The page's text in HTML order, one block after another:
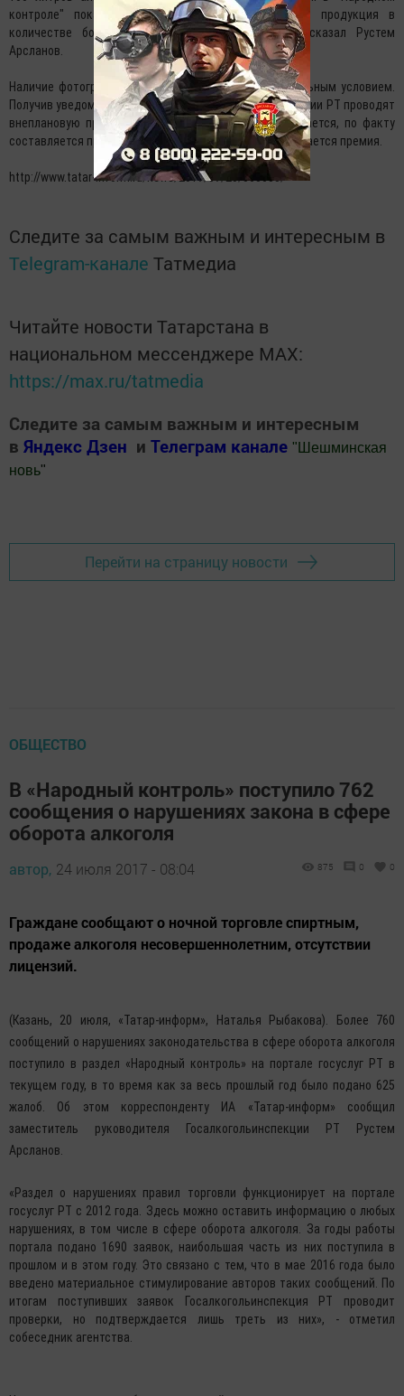
контроле" пока не возбуждалось, но алкогольная продукция в
количестве более 100 литров изымалась», - рассказал Рустем
Арсланов.
Наличие фотографии в сообщении является обязательным условием.
Получив уведомление, сотрудники Госалкогольинспекции РТ проводят
внеплановую проверку. Если информация подтверждается, по факту
составляется протокол, а автору сообщения выплачивается премия.
http://www.tatar-inform.ru/news/2017/07/20/563683/
Следите за самым важным и интересным в
Telegram-канале Татмедиа
Читайте новости Татарстана в
национальном мессенджере MАХ:
https://max.ru/tatmedia
Следите за самым важным и интересным
в Яндекс Дзен и Телеграм канале " Шешминская
новь"
Перейти на страницу новости
ОБЩЕСТВО
В «Народный контроль» поступило 762
сообщения о нарушениях закона в сфере
оборота алкоголя
автор, 24 июля 2017 - 08:04 875 0 0
Граждане сообщают о ночной торговле спиртным,
продаже алкоголя несовершеннолетним, отсутствии
лицензий.
(Казань, 20 июля, «Татар-информ», Наталья Рыбакова). Более 760
сообщений о нарушениях законодательства в сфере оборота алкоголя
поступило в раздел «Народный контроль» на портале госуслуг РТ в
текущем году, в то время как за весь прошлый год было подано 625
жалоб. Об этом корреспонденту ИА «Татар-информ» сообщил
заместитель руководителя Госалкогольинспекции РТ Рустем
Арсланов.
«Раздел о нарушениях правил торговли функционирует на портале
госуслуг РТ с 2012 года. Здесь можно оставить информацию о любых
нарушениях, в том числе в сфере оборота алкоголя. За годы работы
портала подано 1690 заявок, наибольшая часть из них поступила в
прошлом и в этом году. Это связано с тем, что в мае 2016 года было
введено материальное стимулирование авторов таких сообщений. По
итогам поступивших заявок Госалкогольинспекция РТ проводит
проверки, но подтверждается лишь треть из них», - отметил
собеседник агентства.